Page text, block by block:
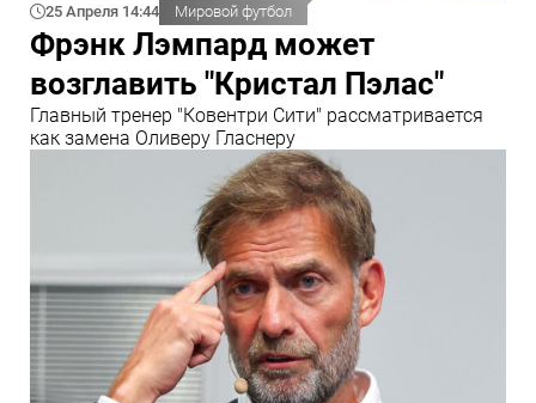
25 Апреля 14:44 Мировой футбол
Фрэнк Лэмпард может
возглавить "Кристал Пэлас"
Главный тренер "Ковентри Сити" рассматривается
как замена Оливеру Гласнеру